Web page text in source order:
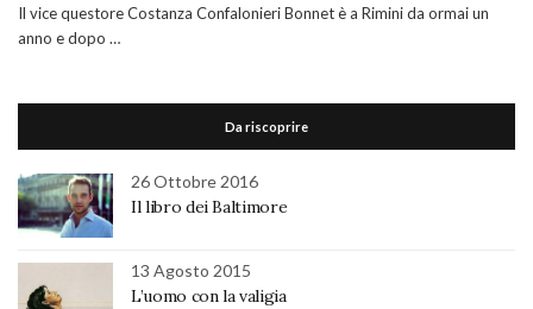
Il vice questore Costanza Confalonieri Bonnet è a Rimini da ormai un
anno e dopo …
Da riscoprire
26 Ottobre 2016
Il libro dei Baltimore
13 Agosto 2015
L’uomo con la valigia